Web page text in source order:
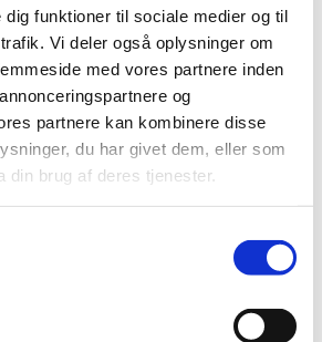
dig funktioner til sociale medier og til
Vi deler også oplysninger om
med vores partnere inden
og
partnere kan kombinere disse
du har givet dem, eller som
din brug af deres tjenester.